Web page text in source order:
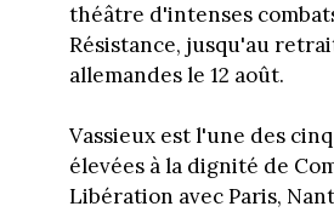
théâtre d'intenses
Résistance, jusqu'au
allemandes le 12 août.
Vassieux est l'une des
élevées à la dignité de
Libération avec Paris,